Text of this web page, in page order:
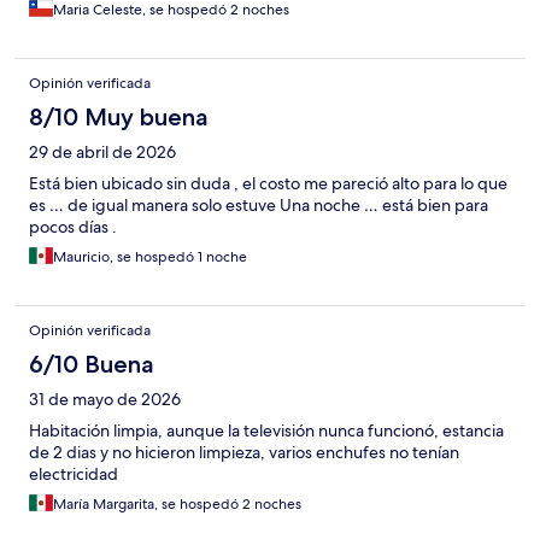
Maria Celeste, se hospedó 2 noches
Opinión verificada
8/10 Muy buena
29 de abril de 2026
Está bien ubicado sin duda , el costo me pareció alto para lo que
es … de igual manera solo estuve Una noche … está bien para
pocos días .
Mauricio, se hospedó 1 noche
Opinión verificada
6/10 Buena
31 de mayo de 2026
Habitación limpia, aunque la televisión nunca funcionó, estancia
de 2 dias y no hicieron limpieza, varios enchufes no tenían
electricidad
María Margarita, se hospedó 2 noches